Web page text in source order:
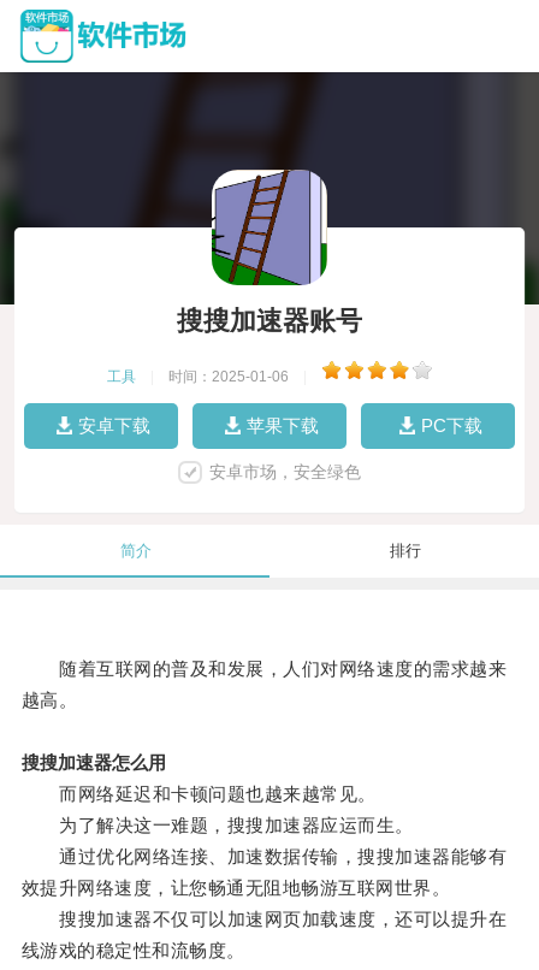
搜搜加速器账号
工具 时间：2025-01-06
安卓下载 苹果下载 PC下载
安卓市场，安全绿色
简介 排行
随着互联网的普及和发展，人们对网络速度的需求越来
越高。
搜搜加速器怎么用
而网络延迟和卡顿问题也越来越常见。
为了解决这一难题，搜搜加速器应运而生。
通过优化网络连接、加速数据传输，搜搜加速器能够有
效提升网络速度，让您畅通无阻地畅游互联网世界。
搜搜加速器不仅可以加速网页加载速度，还可以提升在
线游戏的稳定性和流畅度。